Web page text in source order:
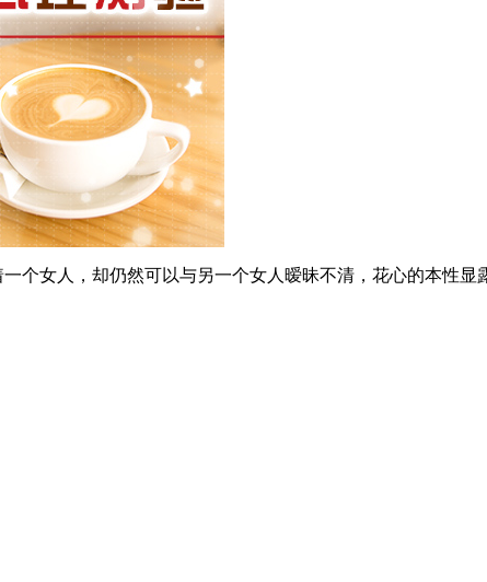
个女人，却仍然可以与另一个女人暧昧不清，花心的本性显